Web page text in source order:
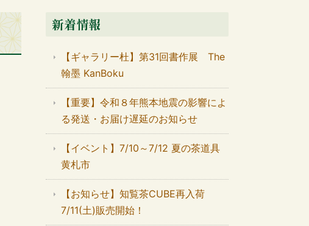
新着情報
【ギャラリー杜】第31回書作展 The
翰墨 KanBoku
【重要】令和８年熊本地震の影響によ
る発送・お届け遅延のお知らせ
【イベント】7/10～7/12 夏の茶道具
黄札市
【お知らせ】知覧茶CUBE再入荷
7/11(土)販売開始！